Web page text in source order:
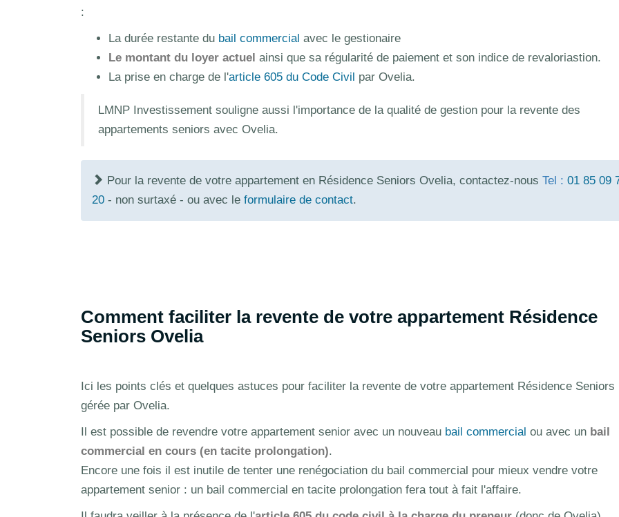
:
La durée restante du bail commercial avec le gestionaire
Le montant du loyer actuel ainsi que sa régularité de paiement et son indice de revaloriastion.
La prise en charge de l'article 605 du Code Civil par Ovelia.
LMNP Investissement souligne aussi l'importance de la qualité de gestion pour la revente des
appartements seniors avec Ovelia.
Pour la revente de votre appartement en Résidence Seniors Ovelia, contactez-nous Tel : 01 85 09
20 - non surtaxé - ou avec le formulaire de contact.
Comment faciliter la revente de votre appartement Résidence
Seniors Ovelia
Ici les points clés et quelques astuces pour faciliter la revente de votre appartement Résidence Seniors
gérée par Ovelia.
Il est possible de revendre votre appartement senior avec un nouveau bail commercial ou avec un bail
commercial en cours (en tacite prolongation).
Encore une fois il est inutile de tenter une renégociation du bail commercial pour mieux vendre votre
appartement senior : un bail commercial en tacite prolongation fera tout à fait l'affaire.